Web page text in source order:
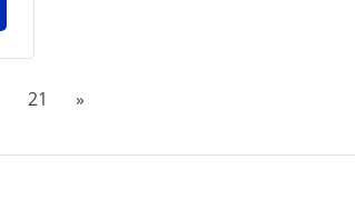
21 »
Επόμενη σελίδα